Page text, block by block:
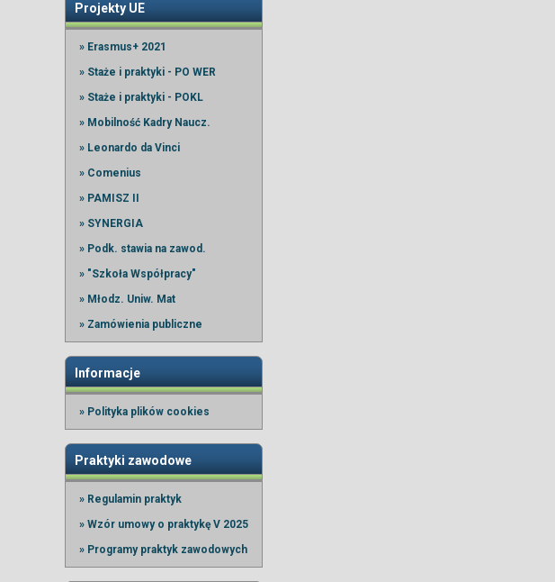
Projekty UE
» Erasmus+ 2021
» Staże i praktyki - PO WER
» Staże i praktyki - POKL
» Mobilność Kadry Naucz.
» Leonardo da Vinci
» Comenius
» PAMISZ II
» SYNERGIA
» Podk. stawia na zawod.
» "Szkoła Współpracy"
» Młodz. Uniw. Mat
» Zamówienia publiczne
Informacje
» Polityka plików cookies
Praktyki zawodowe
» Regulamin praktyk
» Wzór umowy o praktykę V 2025
» Programy praktyk zawodowych